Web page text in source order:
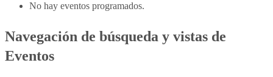
No hay eventos programados.
Navegación de búsqueda y vistas de
Eventos